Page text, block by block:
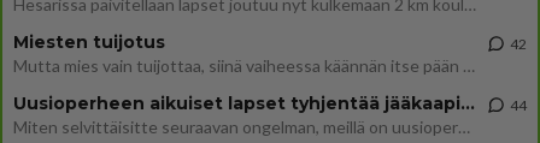
Hesarissa päivitellään lapset joutuu nyt kulkemaan 2 km kouluun jösses. Ruostefillarilla tuo matka menee vaikka miten äk
Miesten tuijotus
Mutta mies vain tuijottaa, siinä vaiheessa käännän itse pään pois. Mikä juttu? Yleensä jos joku tuijottaa tai katsoo, hä
42
Uusioperheen aikuiset lapset tyhjentää jääkaapin käydessään
Miten selvittäisitte seuraavan ongelman, meillä on uusioperhe, minulla teini-ikäiset lapset ja puolisolla aikuiset, jotk
44